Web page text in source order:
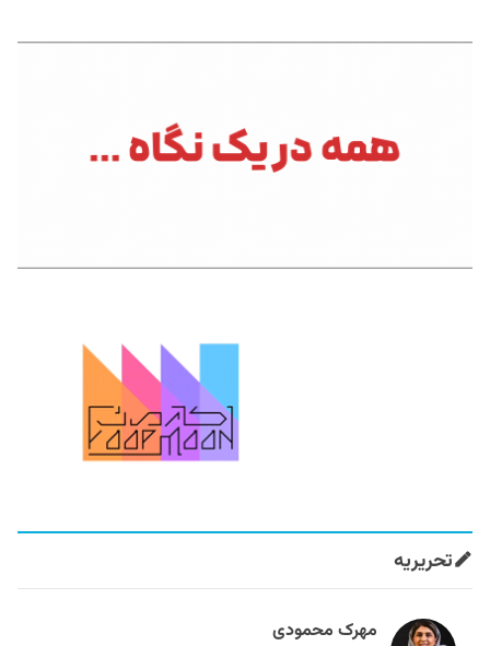
تحریریه
مهرک محمودی